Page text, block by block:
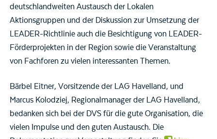
deutschlandweiten Austausch der Lokalen
Aktionsgruppen und der Diskussion zur Umsetzung der
LEADER-Richtlinie auch die Besichtigung von LEADER-
Förderprojekten in der Region sowie die Veranstaltung
von Fachforen zu vielen interessanten Themen.
Bärbel Eitner, Vorsitzende der LAG Havelland, und
Marcus Kolodziej, Regionalmanager der LAG Havelland,
bedanken sich bei der DVS für die gute Organisation, die
vielen Impulse und den guten Austausch. Die